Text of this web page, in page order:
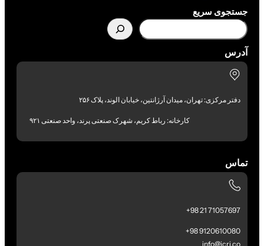
جستجوی سریع
آدرس
دفتر مرکزی: تهران، میدان آرژانتین، خیابان الوند، پلاک ۲۵۶
کارخانه: رباط کریم، شهرک صنعتی پرند، واحد صنعتی ۹۲۱
تماس
71057697 21 98+
9120610080 98+
info@icri.co